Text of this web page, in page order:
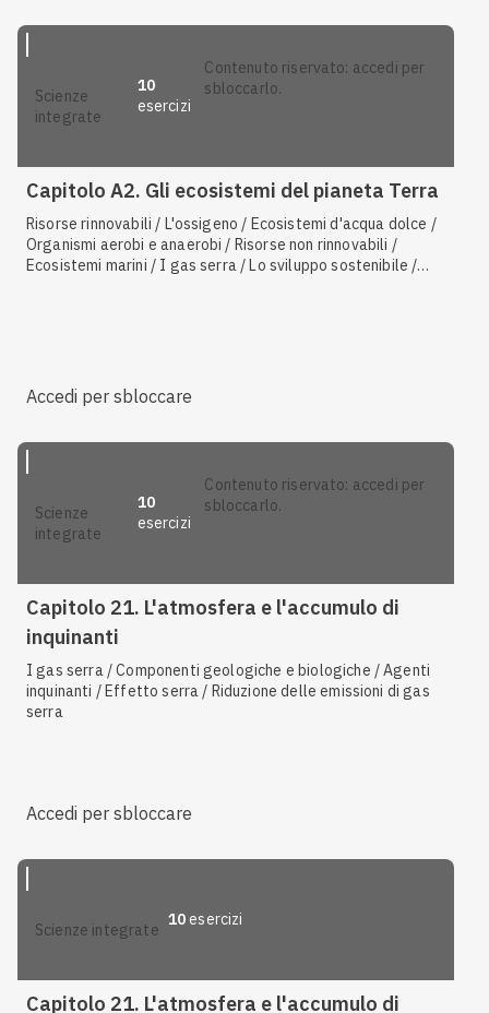
scienze
integrate
10
esercizi
contenuto riservato: accedi per
sbloccarlo.
Capitolo A2. Gli ecosistemi del pianeta Terra
Risorse rinnovabili / L'ossigeno / Ecosistemi d'acqua dolce /
Organismi aerobi e anaerobi / Risorse non rinnovabili /
Ecosistemi marini / I gas serra / Lo sviluppo sostenibile /
Accedi per sbloccare
scienze
integrate
10
esercizi
contenuto riservato: accedi per
sbloccarlo.
Capitolo 21. L'atmosfera e l'accumulo di
inquinanti
I gas serra / Componenti geologiche e biologiche / Agenti
inquinanti / Effetto serra / Riduzione delle emissioni di gas
serra
Accedi per sbloccare
scienze integrate
10 esercizi
Capitolo 21. L'atmosfera e l'accumulo di